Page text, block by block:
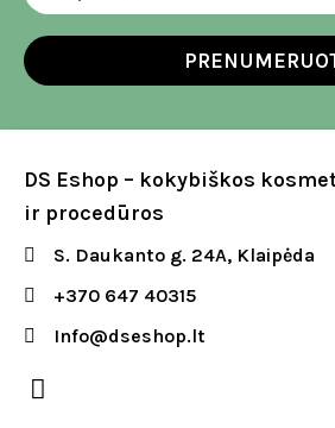
DS Eshop – kokybiškos
ir procedūros
S. Daukanto g. 24A, Klaipėda
+370 647 40315
Info@dseshop.lt